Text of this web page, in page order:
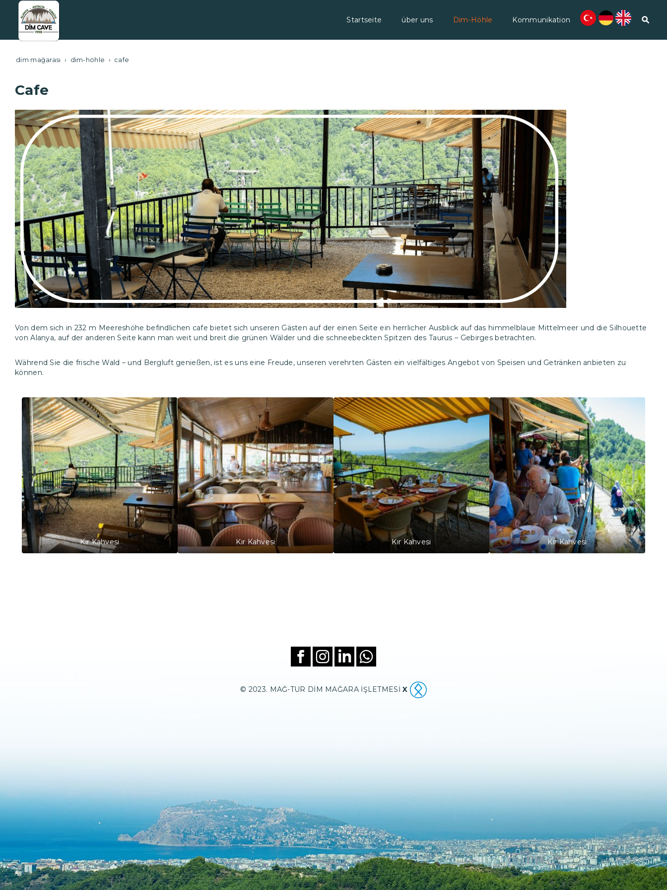
Startseite über uns Dim-Höhle Kommunikation
dim mağarası dim-höhle cafe
Cafe
Von dem sich in 232 m Meereshöhe befindlichen cafe bietet sich unseren Gästen auf der einen Seite ein herrlicher Ausblick auf das himmelblaue Mittelmeer und die Silhouette
von Alanya, auf der anderen Seite kann man weit und breit die grünen Wälder und die schneebeckten Spitzen des Taurus – Gebirges betrachten.
Während Sie die frische Wald – und Bergluft genießen, ist es uns eine Freude, unseren verehrten Gästen ein vielfältiges Angebot von Speisen und Getränken anbieten zu
können.
Kır Kahvesi Kır Kahvesi Kır Kahvesi Kır Kahvesi
© 2023. MAĞ-TUR DİM MAĞARA İŞLETMESİX